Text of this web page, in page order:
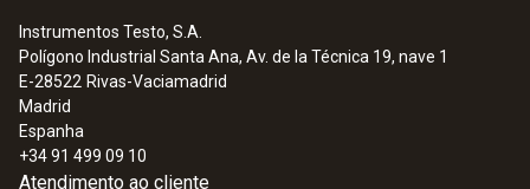
: 0572 1914
temperatura HACCP com duas sondas
compridas e flexíveis
Instrumentos Testo, S.A.
Polígono Industrial Santa Ana, Av. de la Técnica 19, nave 1
E-28522 Rivas-Vaciamadrid
Madrid
Espanha
+34 91 499 09 10
Atendimento ao cliente